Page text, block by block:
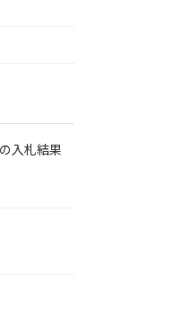
入札結果